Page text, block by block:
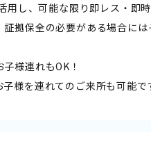
用し、可能な限り即レス・即
拠保全の必要がある場合には
様連れもOK！
様を連れてのご来所も可能で